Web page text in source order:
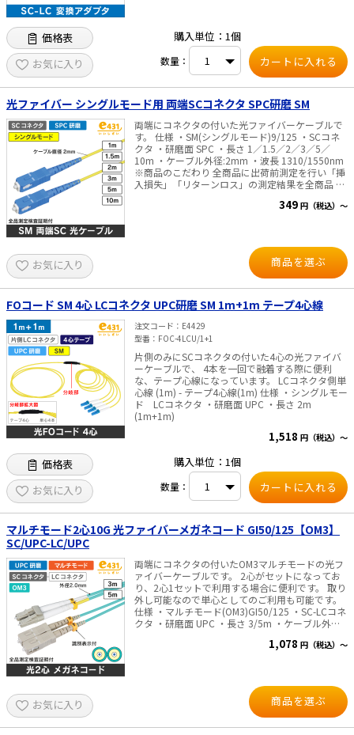
価格表
お気に入り
購入単位：1個
数量：
光ファイバー シングルモード用 両端SCコネクタ SPC研磨 SM
両端にコネクタの付いた光ファイバーケーブルで
す。 仕様 ・SM(シングルモード)9/125 ・SCコネ
クタ ・研磨面 SPC ・長さ 1／1.5／2／3／5／
10m ・ケーブル外径:2mm ・波長 1310/1550nm
※商品のこだわり 全商品に出荷前測定を行い「挿
入損失」「リターンロス」の測定結果を全商品 パ
349 円（税込）～
お気に入り 商品を選ぶ
FOコード SM 4心 LCコネクタ UPC研磨 SM 1m+1m テープ4心線
注文コード
E4429
型番
FOC-4LCU/1+1
片側のみにSCコネクタの付いた4心の光ファイバ
ーケーブルで、 4本を一回で融着する際に便利
な、テープ心線になっています。 LCコネクタ側単
心線 (1m) - テープ4心線(1m) 仕様 ・シングルモー
ド LCコネクタ ・研磨面 UPC ・長さ 2m
(1m+1m)
1,518 円（税込）～
価格表
お気に入り
購入単位：1個
数量：
マルチモード2心10G 光ファイバーメガネコード GI50/125【OM3】
SC/UPC-LC/UPC
両端にコネクタの付いたOM3マルチモードの光フ
ァイバーケーブルです。 2心がセットになってお
り、2心1セットで利用する場合に便利です。 取り
外し可能なので単心としてのご利用も可能です。
仕様 ・マルチモード(OM3)GI50/125 ・SC-LCコネ
クタ ・研磨面 UPC ・長さ 3/5m ・ケーブル外
全商品に出荷前測定を行い「挿入損失」「リター
1,078 円（税込）～
お気に入り 商品を選ぶ